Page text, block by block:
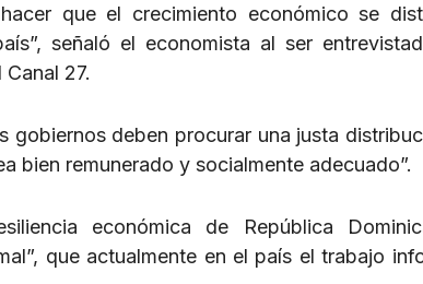
que el crecimiento económico se
señaló el economista al ser
27.
gobiernos deben procurar una justa
bien remunerado y socialmente adecuado”.
económica de República
que actualmente en el país el trabajo